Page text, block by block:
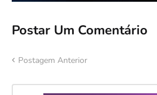
Postar Um Comentário
Postagem Anterior